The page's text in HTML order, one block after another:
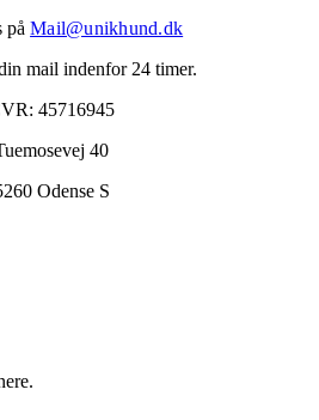
på Mail@unikhund.dk
mail indenfor 24 timer.
45716945
40
Odense S